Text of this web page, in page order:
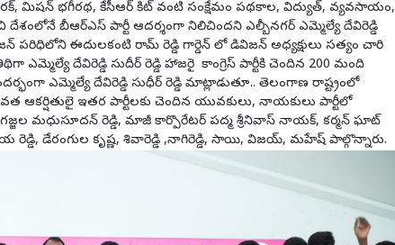
మిషన్ భగీరథ, కేసీఆర్ కిట్ వంటి సంక్షేమం పథకాల, విద్యుత్, వ్యవసాయం,
బీఆర్ఎస్ పార్టీ ఆదర్శంగా నిలిచిందని ఎల్బీనగర్ ఎమ్మెల్యే దేవిరెడ్డి
పరిధిలోని ఈదులకంటి రామ్ రెడ్డి గార్డెన్ లో డివిజన్ అధ్యక్షులు సత్యం చారి
ఎమ్మెల్యే దేవిరెడ్డి సుదీర్ రెడ్డి హాజరై కాంగ్రెస్ పార్టీకి చెందిన 200 మంది
ఎమ్మెల్యే దేవిరెడ్డి సుధీర్ రెడ్డి మాట్లాడుతూ.. తెలంగాణ రాష్ట్రంలో
ఆకర్షితులై ఇతర పార్టీలకు చెందిన యువకులు, నాయకులు పార్టీలో
మధుసూదన్ రెడ్డి, మాజీ కార్పొరేటర్ పద్మ శ్రీనివాస్ నాయక్, కర్మన్ ఘాట్
డేరంగుల కృష్ణ, శివారెడ్డి ,నాగిరెడ్డి, సాయి, విజయ్, మహేష్ పాల్గొన్నారు.